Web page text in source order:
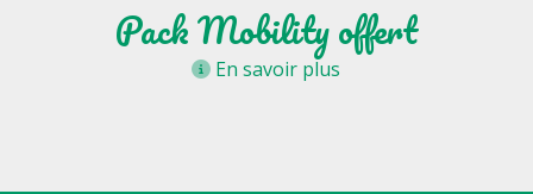
Pack Mobility offert
En savoir plus